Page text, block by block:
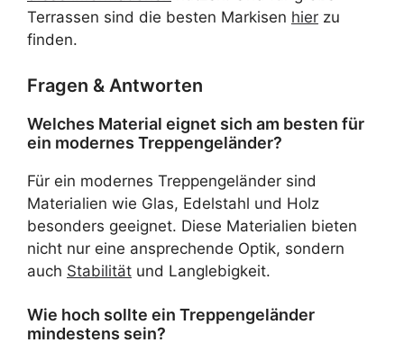
Terrassen sind die besten Markisen hier zu
finden.
Fragen & Antworten
Welches Material eignet sich am besten für
ein modernes Treppengeländer?
Für ein modernes Treppengeländer sind
Materialien wie Glas, Edelstahl und Holz
besonders geeignet. Diese Materialien bieten
nicht nur eine ansprechende Optik, sondern
auch Stabilität und Langlebigkeit.
Wie hoch sollte ein Treppengeländer
mindestens sein?